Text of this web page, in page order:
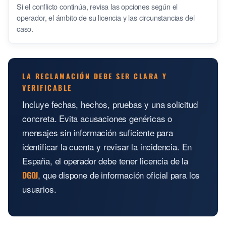
Si el conflicto continúa, revisa las opciones según el
operador, el ámbito de su licencia y las circunstancias del
caso.
LA RECLAMACIÓN DEBE SER CLARA Y
VERIFICABLE
Incluye fechas, hechos, pruebas y una solicitud
concreta. Evita acusaciones genéricas o
mensajes sin información suficiente para
identificar la cuenta y revisar la incidencia. En
España, el operador debe tener licencia de la
DGOJ, que dispone de información oficial para los
usuarios.